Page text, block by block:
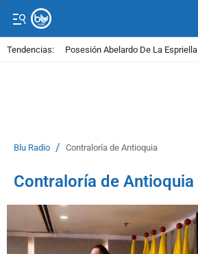
Tendencias: Posesión Abelardo De La Espriella
Blu Radio / Contraloría de Antioquia
Contraloría de Antioquia